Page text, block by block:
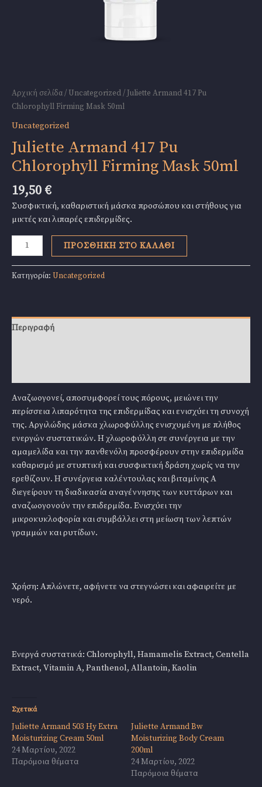
Αρχική σελίδα/ Uncategorized/ Juliette Armand 417 Pu
Chlorophyll Firming Mask 50ml
Uncategorized
Juliette Armand 417 Pu
Chlorophyll Firming Mask 50ml
19,50 €
Συσφικτική, καθαριστική μάσκα προσώπου και στήθους για
μικτές και λιπαρές επιδερμίδες.
Juliette
Armand
417
Pu
Mask
50ml
ΠΡΟΣΘΉΚΗ ΣΤΟ ΚΑΛΆΘΙ
Κατηγορία: Uncategorized
Περιγραφή
Αναζωογονεί, αποσυμφορεί τους πόρους, μειώνει την
περίσσεια λιπαρότητα της επιδερμίδας και ενισχύει τη συνοχή
της. Αργιλώδης μάσκα χλωροφύλλης ενισχυμένη με πλήθος
ενεργών συστατικών. Η χλωροφύλλη σε συνέργεια με την
αμαμελίδα και την πανθενόλη προσφέρουν στην επιδερμίδα
καθαρισμό με στυπτική και συσφικτική δράση χωρίς να την
ερεθίζουν. Η συνέργεια καλέντουλας και βιταμίνης Α
διεγείρουν τη διαδικασία αναγέννησης των κυττάρων και
αναζωογονούν την επιδερμίδα. Ενισχύει την
μικροκυκλοφορία και συμβάλλει στη μείωση των λεπτών
γραμμών και ρυτίδων.
Χρήση: Απλώνετε, αφήνετε να στεγνώσει και αφαιρείτε με
νερό.
Ενεργά συστατικά: Chlorophyll, Hamamelis Extract, Centella
Extract, Vitamin A, Panthenol, Allantoin, Kaolin
Σχετικά
Juliette Armand 503 Hy Extra
Moisturizing Cream 50ml
24 Μαρτίου, 2022
Παρόμοια θέματα
Juliette Armand Bw
Moisturizing Body Cream
200ml
24 Μαρτίου, 2022
Παρόμοια θέματα